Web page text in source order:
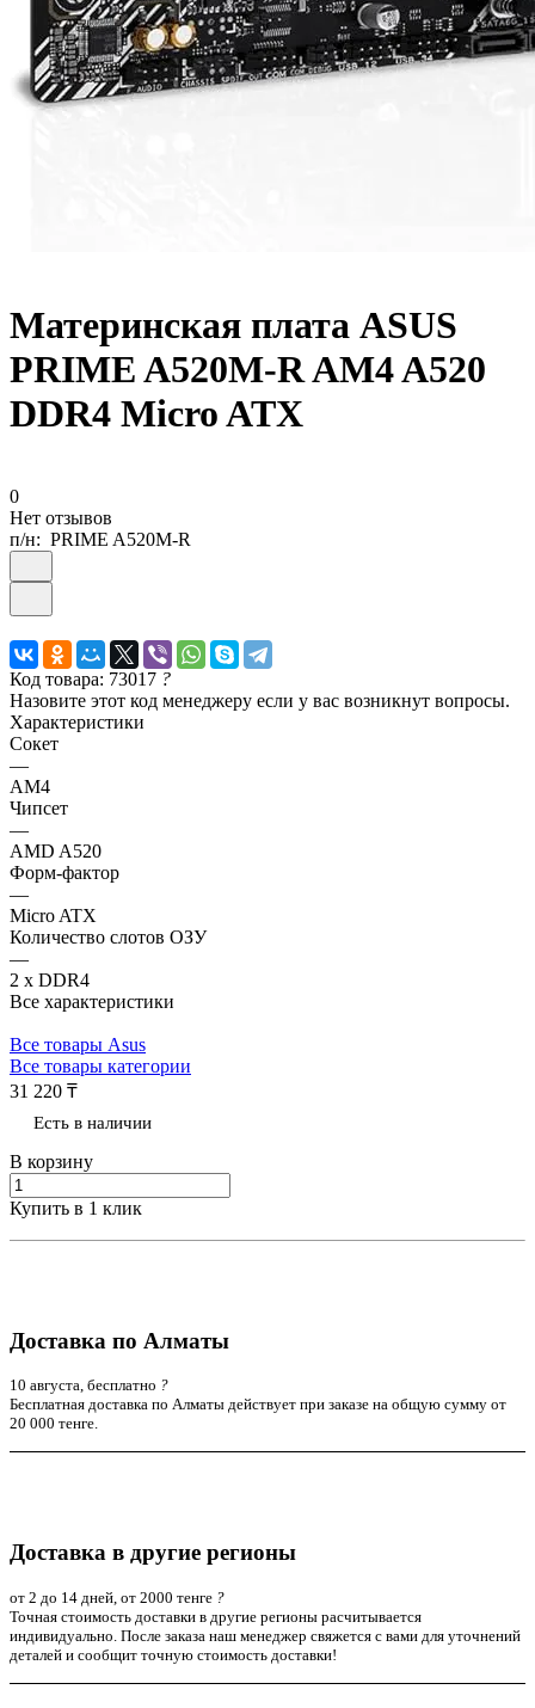
Материнская плата ASUS
PRIME A520M-R AM4 A520
DDR4 Micro ATX
0
Нет отзывов
п/н: PRIME A520M-R
Код товара: 73017 ?
Назовите этот код менеджеру если у вас возникнут вопросы.
Характеристики
Сокет
—
AM4
Чипсет
—
AMD A520
Форм-фактор
—
Micro ATX
Количество слотов ОЗУ
—
2 x DDR4
Все характеристики
Все товары Asus
Все товары категории
31 220 ₸
Есть в наличии
В корзину
Купить в 1 клик
Доставка по Алматы
10 августа, бесплатно ?
Бесплатная доставка по Алматы действует при заказе на общую сумму от
20 000 тенге.
Доставка в другие регионы
от 2 до 14 дней, от 2000 тенге ?
Точная стоимость доставки в другие регионы расчитывается
индивидуально. После заказа наш менеджер свяжется с вами для уточнений
деталей и сообщит точную стоимость доставки!